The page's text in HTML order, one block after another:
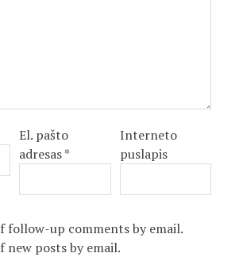
El. pašto
adresas*
Interneto
puslapis
follow-up comments by email.
new posts by email.